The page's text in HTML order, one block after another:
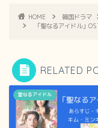
HOME 韓国ドラマ
「聖なるアイドル」
RELATED
聖なるアイドル